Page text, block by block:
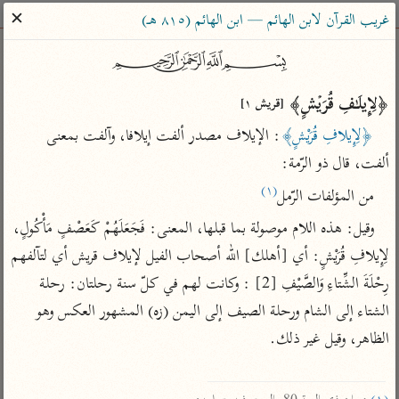
ساهم معنا في نشر القرآن والعلم الشرعي
الباحث القرآني
بحث تفسير
Type 2 or more characters for results.
Type 1 or more
characters for results.
أمّهات
تفسير الطبري
تفسير ابن كثير
تفسير القرطبي
تفسير البغوي
عامّة
فتح البيان للقنوجي
فتح القدير للشوكاني
تفسير ابن جزي
معاصرة
الميسر
المختصر في
التفسير
غريب القرآن لابن الهائم — ابن الهائم (٨١٥ هـ)
✕
﷽
﴿لِإِیلَـٰفِ قُرَیۡشٍ﴾ [قريش ١]
﴿لِإِيلافِ قُرَيْشٍ﴾
ألفت، قال ذو الرّمة:
من المؤلفات الرّمل(١)
الشتاء إلى الشام ورحلة الصيف إلى اليمن (زه) المشهور العكس وهو
الظاهر، وقيل غير ذلك.